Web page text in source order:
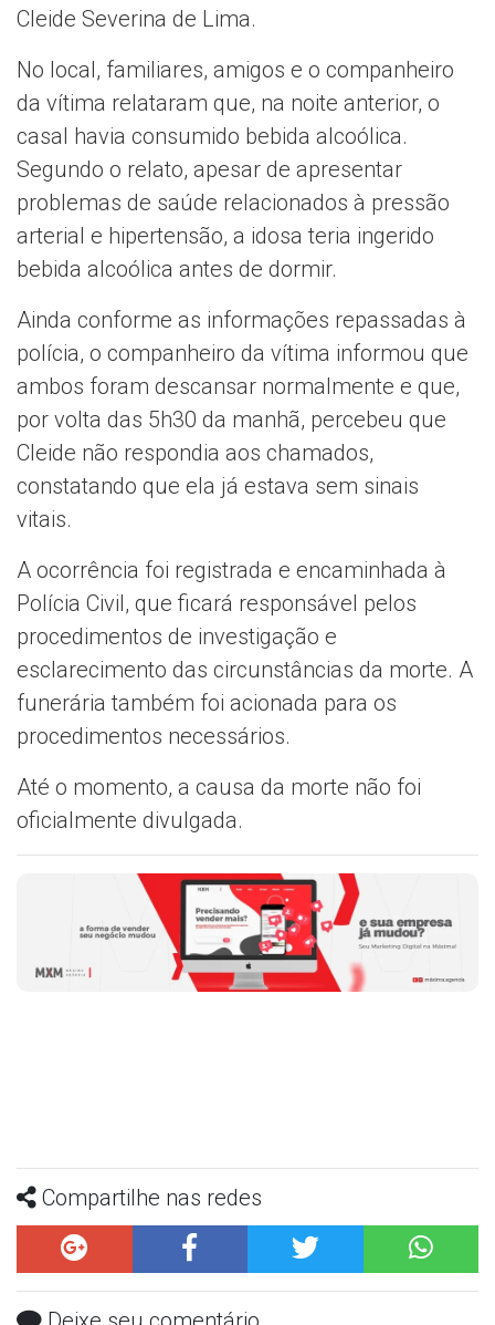
Cleide Severina de Lima.
No local, familiares, amigos e o companheiro
da vítima relataram que, na noite anterior, o
casal havia consumido bebida alcoólica.
Segundo o relato, apesar de apresentar
problemas de saúde relacionados à pressão
arterial e hipertensão, a idosa teria ingerido
bebida alcoólica antes de dormir.
Ainda conforme as informações repassadas à
polícia, o companheiro da vítima informou que
ambos foram descansar normalmente e que,
por volta das 5h30 da manhã, percebeu que
Cleide não respondia aos chamados,
constatando que ela já estava sem sinais
vitais.
A ocorrência foi registrada e encaminhada à
Polícia Civil, que ficará responsável pelos
procedimentos de investigação e
esclarecimento das circunstâncias da morte. A
funerária também foi acionada para os
procedimentos necessários.
Até o momento, a causa da morte não foi
oficialmente divulgada.
Compartilhe nas redes